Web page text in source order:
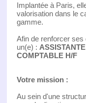
Implantée à Paris,
valorisation dans le
gamme.
Afin de renforcer
un(e) :
COMPTABLE H/F
Votre mission :
Au sein d'une